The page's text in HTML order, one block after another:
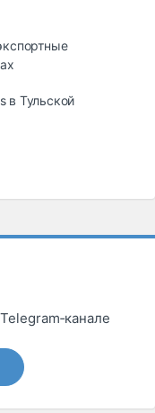
в Тульской